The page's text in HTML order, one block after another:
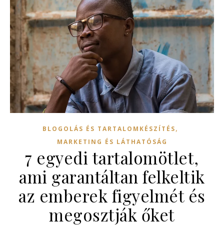
BLOGOLÁS ÉS TARTALOMKÉSZÍTÉS,
MARKETING ÉS LÁTHATÓSÁG
7 egyedi tartalomötlet,
ami garantáltan felkeltik
az emberek figyelmét és
megosztják őket